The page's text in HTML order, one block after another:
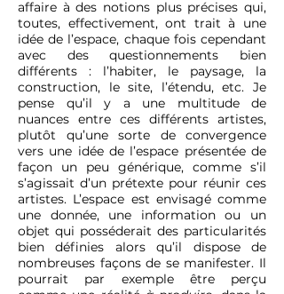
affaire à des notions plus précises qui,
toutes, effectivement, ont trait à une
idée de l’espace, chaque fois cependant
avec des questionnements bien
différents : l’habiter, le paysage, la
construction, le site, l’étendu, etc. Je
pense qu’il y a une multitude de
nuances entre ces différents artistes,
plutôt qu’une sorte de convergence
vers une idée de l’espace présentée de
façon un peu générique, comme s’il
s’agissait d’un prétexte pour réunir ces
artistes. L’espace est envisagé comme
une donnée, une information ou un
objet qui posséderait des particularités
bien définies alors qu’il dispose de
nombreuses façons de se manifester. Il
pourrait par exemple être perçu